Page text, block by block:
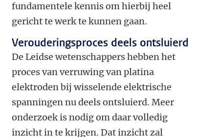
fundamentele kennis om hierbij heel
gericht te werk te kunnen gaan.
Verouderingsproces deels ontsluierd
De Leidse wetenschappers hebben het
proces van verruwing van platina
elektroden bij wisselende elektrische
spanningen nu deels ontsluierd. Meer
onderzoek is nodig om daar volledig
inzicht in te krijgen. Dat inzicht zal